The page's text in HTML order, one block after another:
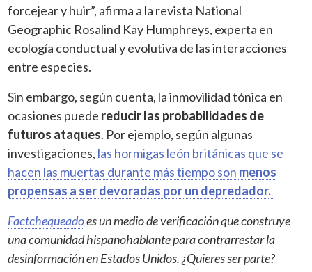
forcejear y huir”, afirma a la revista National
Geographic Rosalind Kay Humphreys, experta en
ecología conductual y evolutiva de las interacciones
entre especies.
Sin embargo, según cuenta, la inmovilidad tónica en
ocasiones puede reducir las probabilidades de
futuros ataques. Por ejemplo, según algunas
investigaciones, las hormigas león británicas que se
hacen las muertas durante más tiempo son menos
propensas a ser devoradas por un depredador.
Factchequeadoes un medio de verificación que construye
una comunidad hispanohablante para contrarrestar la
desinformación en Estados Unidos. ¿Quieres ser parte?